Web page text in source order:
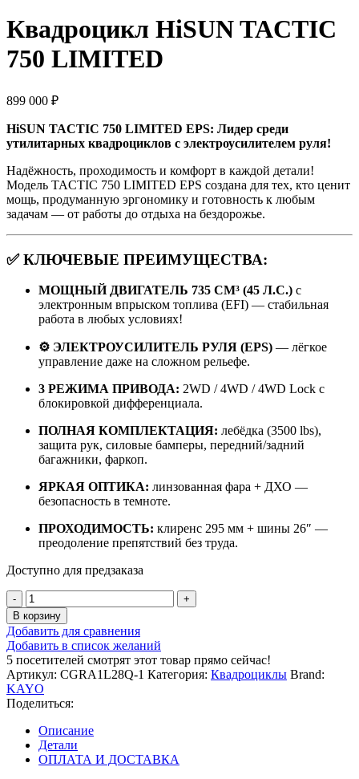
Квадроцикл HiSUN TACTIC
750 LIMITED
899 000 ₽
HiSUN TACTIC 750 LIMITED EPS: Лидер среди
утилитарных квадроциклов с электроусилителем руля!
Надёжность, проходимость и комфорт в каждой детали!
Модель TACTIC 750 LIMITED EPS создана для тех, кто ценит
мощь, продуманную эргономику и готовность к любым
задачам — от работы до отдыха на бездорожье.
✅КЛЮЧЕВЫЕ ПРЕИМУЩЕСТВА:
МОЩНЫЙ ДВИГАТЕЛЬ 735 СМ³ (45 Л.С.) с
электронным впрыском топлива (EFI) — стабильная
работа в любых условиях!
⚙️ ЭЛЕКТРОУСИЛИТЕЛЬ РУЛЯ (EPS) — лёгкое
управление даже на сложном рельефе.
3 РЕЖИМА ПРИВОДА: 2WD / 4WD / 4WD Lock с
блокировкой дифференциала.
ПОЛНАЯ КОМПЛЕКТАЦИЯ: лебёдка (3500 lbs),
защита рук, силовые бамперы, передний/задний
багажники, фаркоп.
ЯРКАЯ ОПТИКА: линзованная фара + ДХО —
безопасность в темноте.
ПРОХОДИМОСТЬ: клиренс 295 мм + шины 26″ —
преодоление препятствий без труда.
Доступно для предзаказа
Количество
товара
Квадроцикл
HiSUN
TACTIC
750
LIMITED
В корзину
Добавить для сравнения
Добавить в список желаний
5 посетителей смотрят этот товар прямо сейчас!
Артикул: CGRA1L28Q-1 Категория: Квадроциклы Brand:
KAYO
Поделиться:
Описание
Детали
ОПЛАТА И ДОСТАВКА